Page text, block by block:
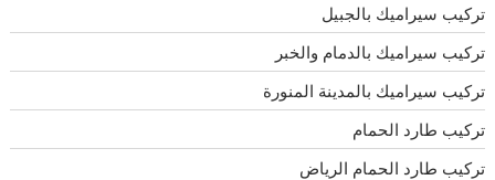
تركيب سيراميك بالجبيل
تركيب سيراميك بالدمام والخبر
تركيب سيراميك بالمدينة المنورة
تركيب طارد الحمام
تركيب طارد الحمام الرياض